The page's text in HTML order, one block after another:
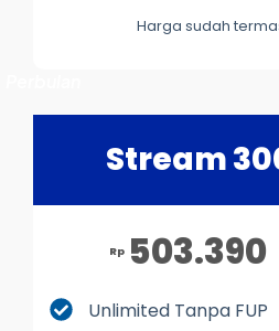
Harga sudah
Stream
Rp 503.390
Unlimited Tanpa FUP